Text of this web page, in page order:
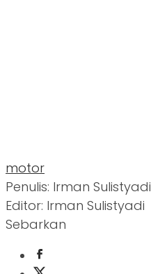
motor
Penulis: Irman Sulistyadi
Editor: Irman Sulistyadi
Sebarkan